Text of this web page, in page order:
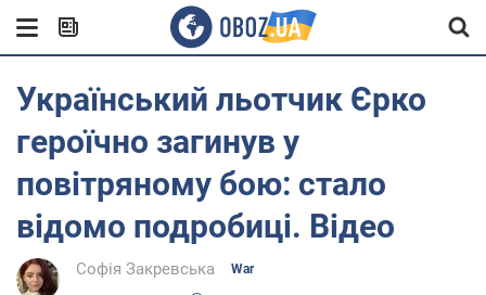
Український льотчик Єрко
героїчно загинув у
повітряному бою: стало
відомо подробиці. Відео
Софія Закревська War